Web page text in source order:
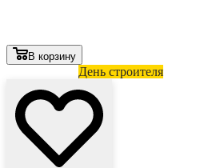
В корзину
День строителя